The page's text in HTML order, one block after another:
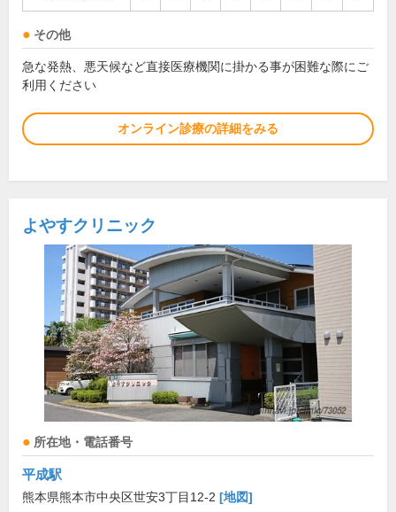
その他
急な発熱、悪天候など直接医療機関に掛かる事が困難な際にご
利用ください
オンライン診療の詳細をみる
よやすクリニック
所在地・電話番号
平成駅
熊本県熊本市中央区世安3丁目12-2 [地図]